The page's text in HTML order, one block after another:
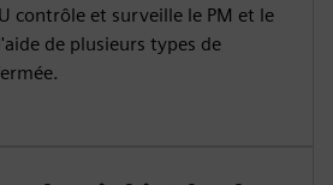
contrôle et surveille le PM et le
de plusieurs types de